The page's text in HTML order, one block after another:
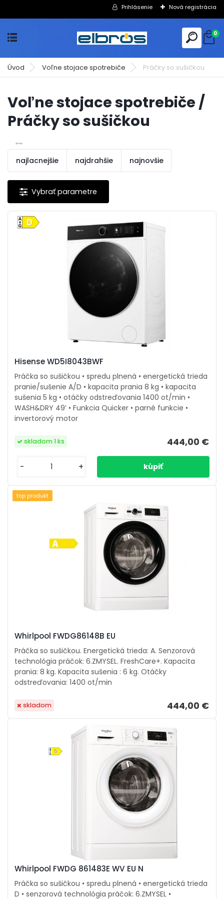
Prihlásenie Nová registrácia
0
Úvod Voľne stojace spotrebiče Práčky so sušičkou
Voľne stojace spotrebiče /
Práčky so sušičkou
najlacnejšie najdrahšie najnovšie
Hisense WD5I8043BWF
Práčka so sušičkou • spredu plnená • energetická trieda
pranie/sušenie A/D • kapacita prania 8 kg • kapacita
sušenia 5 kg • otáčky odstreďovania 1400 ot/min •
WASH&DRY 49’ • Funkcia Quicker • parné funkcie •
invertorový motor
444,00 €
skladom 1 ks
- +
Whirlpool FWDG86148B EU
Práčka so sušičkou. Energetická trieda: A. Senzorová
technológia práčok: 6.ZMYSEL. FreshCare+. Kapacita
prania: 8 kg. Kapacita sušenia : 6 kg. Otáčky
odstreďovania: 1400 ot/min
444,00 €
skladom
top produkt
Whirlpool FWDG 861483E WV EU N
Práčka so sušičkou • spredu plnená • energetická trieda
D • senzorová technológia práčok: 6.ZMYSEL •